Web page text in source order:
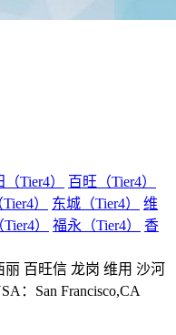
Tier4）
百旺（Tier4）
） 东城（Tier4）
维
） 福永（Tier4）
香
百旺信 龙岗 维用 沙河
：San Francisco,CA